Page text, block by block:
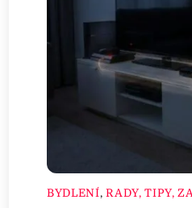
BYDLENÍ,RADY, TIPY,